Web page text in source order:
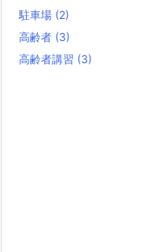
駐車場 (2)
高齢者 (3)
高齢者講習 (3)